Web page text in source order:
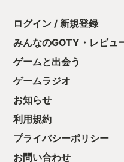
ログイン / 新規登録
みんなのGOTY・レビュ
ゲームと出会う
ゲームラジオ
お知らせ
利用規約
プライバシーポリシー
お問い合わせ